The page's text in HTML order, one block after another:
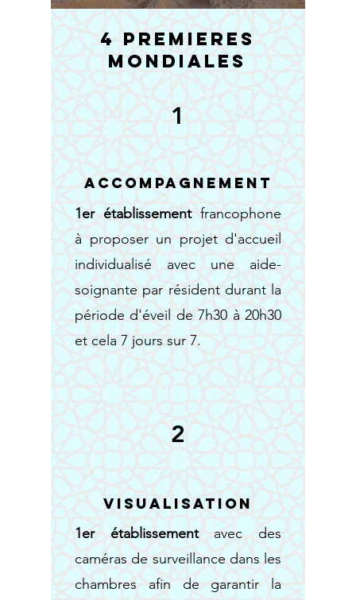
4 PREMIERES
MONDIALES
1
Accompagnement
1er établissementfrancophone
à proposer un projet d'accueil
individualisé avec une aide-
soignante par résident durant la
période d'éveil de 7h30 à 20h30
et cela 7 jours sur 7.
2
Visualisation
1er établissementavec des
caméras de surveillance dans les
chambres afin de garantir la